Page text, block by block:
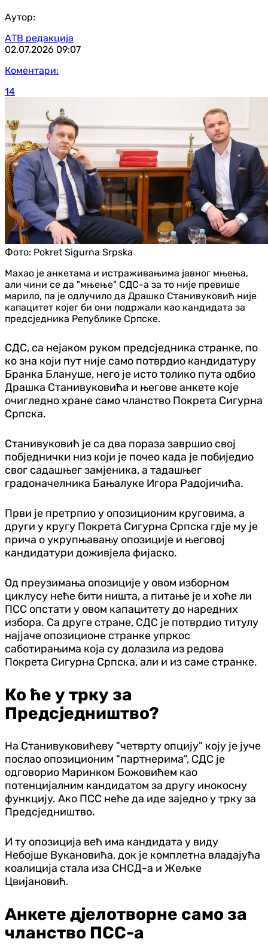
Аутор:
АТВ редакција
02.07.2026 09:07
Коментари:
14
Фото: Pokret Sigurna Srpska
Махао је анкетама и истраживањима јавног мњења,
али чини се да "мњење" СДС-а за то није превише
марило, па је одлучило да Драшко Станивуковић није
капацитет којег би они подржали као кандидата за
предсједника Републике Српске.
СДС, са нејаком руком предсједника странке, по
ко зна који пут није само потврдио кандидатуру
Бранка Блануше, него је исто толико пута одбио
Драшка Станивуковића и његове анкете које
очигледно хране само чланство Покрета Сигурна
Српска.
Станивуковић је са два пораза завршио свој
побједнички низ који је почео када је побиједио
свог садашњег замјеника, а тадашњег
градоначелника Бањалуке Игора Радојичића.
Први је претрпио у опозиционим круговима, а
други у кругу Покрета Сигурна Српска гдје му је
прича о укрупњавању опозиције и његовој
кандидатури доживјела фијаско.
Од преузимања опозиције у овом изборном
циклусу неће бити ништа, а питање је и хоће ли
ПСС опстати у овом капацитету до наредних
избора. Са друге стране, СДС је потврдио титулу
најјаче опозиционе странке упркос
саботирањима која су долазила из редова
Покрета Сигурна Српска, али и из саме странке.
Ко ће у трку за
Предсједништво?
На Станивуковићеву "четврту опцију" коју је јуче
послао опозиционим "партнерима", СДС је
одговорио Маринком Божовићем као
потенцијалним кандидатом за другу инокосну
функцију. Ако ПСС неће да иде заједно у трку за
Предсједништво.
И ту опозиција већ има кандидата у виду
Небојше Вукановића, док је комплетна владајућа
коалиција стала иза СНСД-а и Жељке
Цвијановић.
Анкете дјелотворне само за
чланство ПСС-а